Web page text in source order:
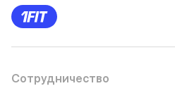
Сотрудничество